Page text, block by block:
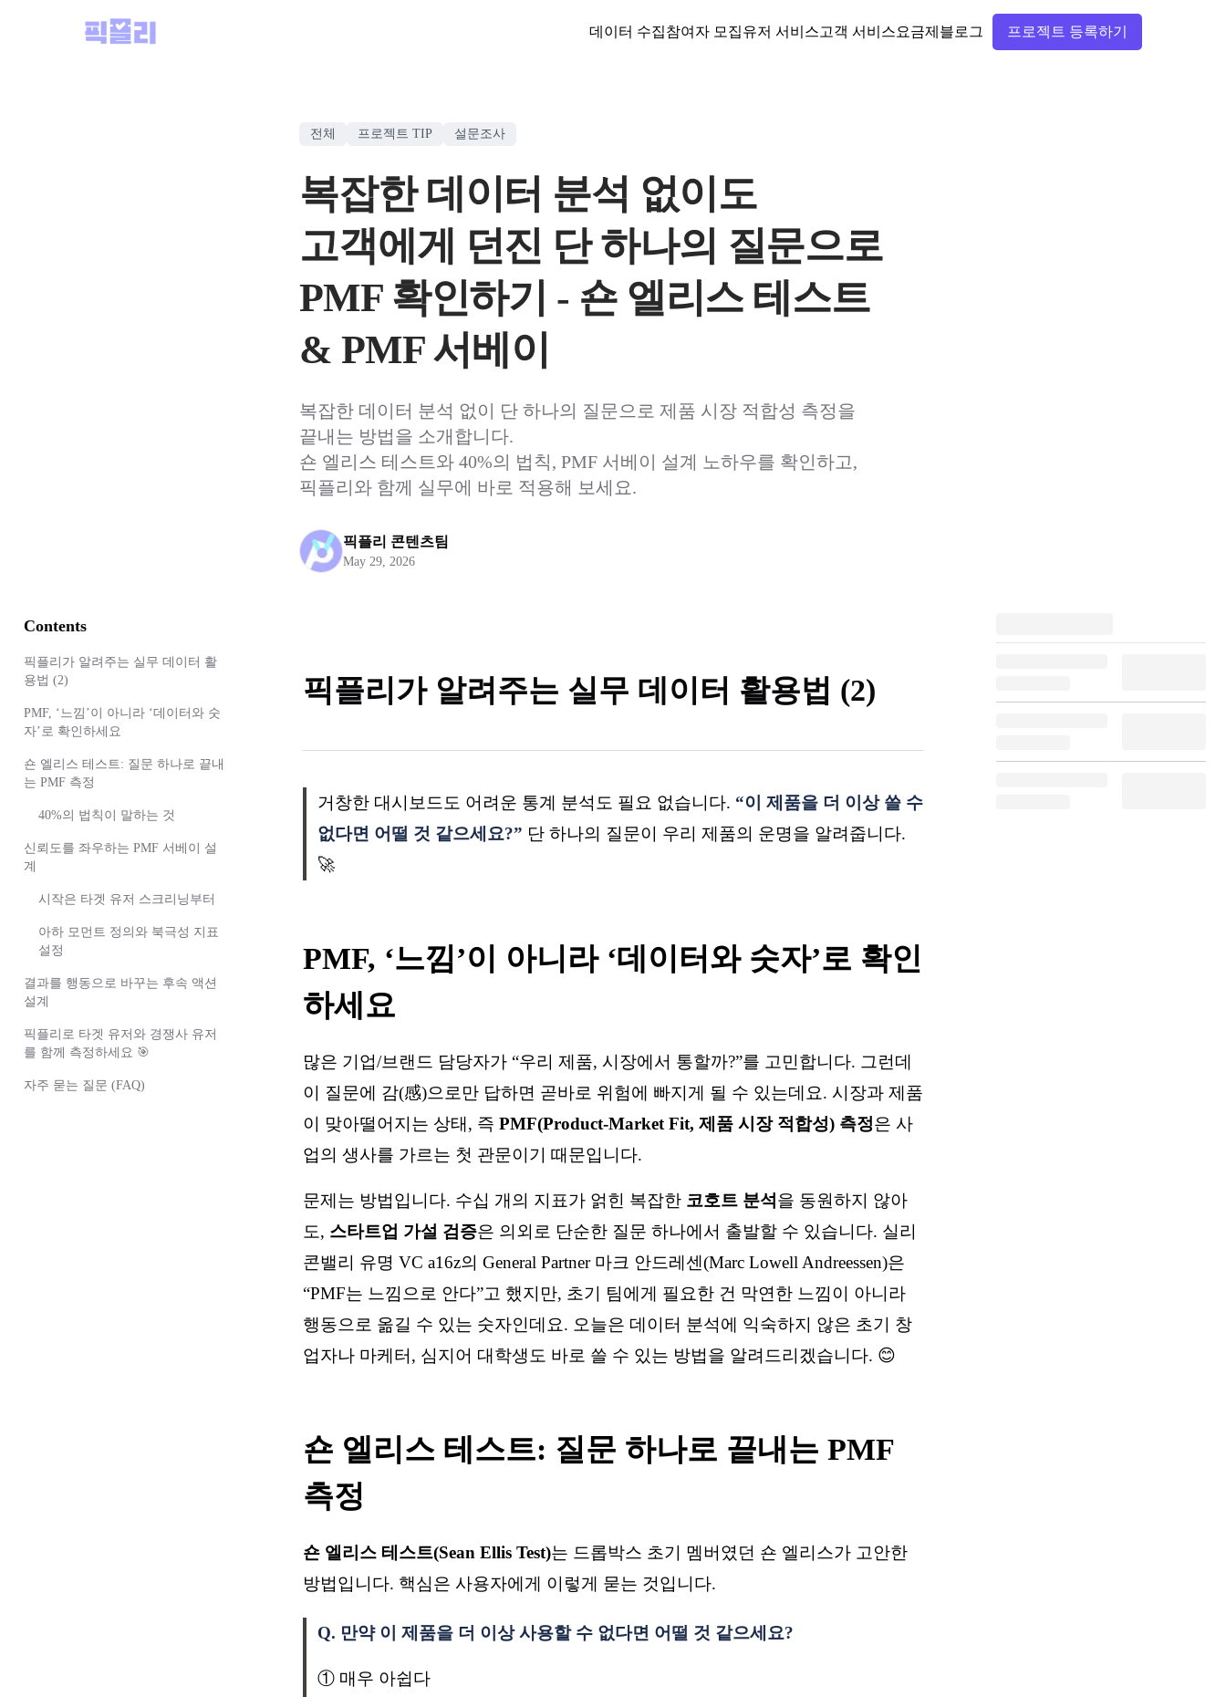
데이터 수집참여자 모집유저 서비스고객 서비스요금제 블로그 프로젝트 등록하기
전체 프로젝트 TIP 설문조사
복잡한 데이터 분석 없이도
고객에게 던진 단 하나의 질문으로
PMF 확인하기 - 숀 엘리스 테스트
& PMF 서베이
복잡한 데이터 분석 없이 단 하나의 질문으로 제품 시장 적합성 측정을
끝내는 방법을 소개합니다.
숀 엘리스 테스트와 40%의 법칙, PMF 서베이 설계 노하우를 확인하고,
픽플리와 함께 실무에 바로 적용해 보세요.
픽플리 콘텐츠팀
May 29, 2026
픽플리가 알려주는 실무 데이터 활용법 (2)
거창한 대시보드도 어려운 통계 분석도 필요 없습니다. “이 제품을 더 이상 쓸 수
없다면 어떨 것 같으세요?” 단 하나의 질문이 우리 제품의 운명을 알려줍니다.
🚀
PMF, ‘느낌’이 아니라 ‘데이터와 숫자’로 확인
하세요
많은 기업/브랜드 담당자가 “우리 제품, 시장에서 통할까?”를 고민합니다. 그런데
이 질문에 감(感)으로만 답하면 곧바로 위험에 빠지게 될 수 있는데요. 시장과 제품
이 맞아떨어지는 상태, 즉 PMF(Product-Market Fit, 제품 시장 적합성) 측정은 사
업의 생사를 가르는 첫 관문이기 때문입니다.
문제는 방법입니다. 수십 개의 지표가 얽힌 복잡한 코호트 분석 을 동원하지 않아
도, 스타트업 가설 검증은 의외로 단순한 질문 하나에서 출발할 수 있습니다. 실리
콘밸리 유명 VC a16z의 General Partner 마크 안드레센(Marc Lowell Andreessen)은
“PMF는 느낌으로 안다”고 했지만, 초기 팀에게 필요한 건 막연한 느낌이 아니라
행동으로 옮길 수 있는 숫자인데요. 오늘은 데이터 분석에 익숙하지 않은 초기 창
업자나 마케터, 심지어 대학생도 바로 쓸 수 있는 방법을 알려드리겠습니다. 😊
숀 엘리스 테스트: 질문 하나로 끝내는 PMF
측정
숀 엘리스 테스트(Sean Ellis Test)는 드롭박스 초기 멤버였던 숀 엘리스가 고안한
방법입니다. 핵심은 사용자에게 이렇게 묻는 것입니다.
Q. 만약 이 제품을 더 이상 사용할 수 없다면 어떨 것 같으세요?
① 매우 아쉽다
Contents
픽플리가 알려주는 실무 데이터 활
용법 (2)
PMF, ‘느낌’이 아니라 ‘데이터와 숫
자’로 확인하세요
숀 엘리스 테스트: 질문 하나로 끝내
는 PMF 측정
40%의 법칙이 말하는 것
신뢰도를 좌우하는 PMF 서베이 설
계
시작은 타겟 유저 스크리닝부터
아하 모먼트 정의와 북극성 지표
설정
결과를 행동으로 바꾸는 후속 액션
설계
픽플리로 타겟 유저와 경쟁사 유저
를 함께 측정하세요 🎯
자주 묻는 질문 (FAQ)